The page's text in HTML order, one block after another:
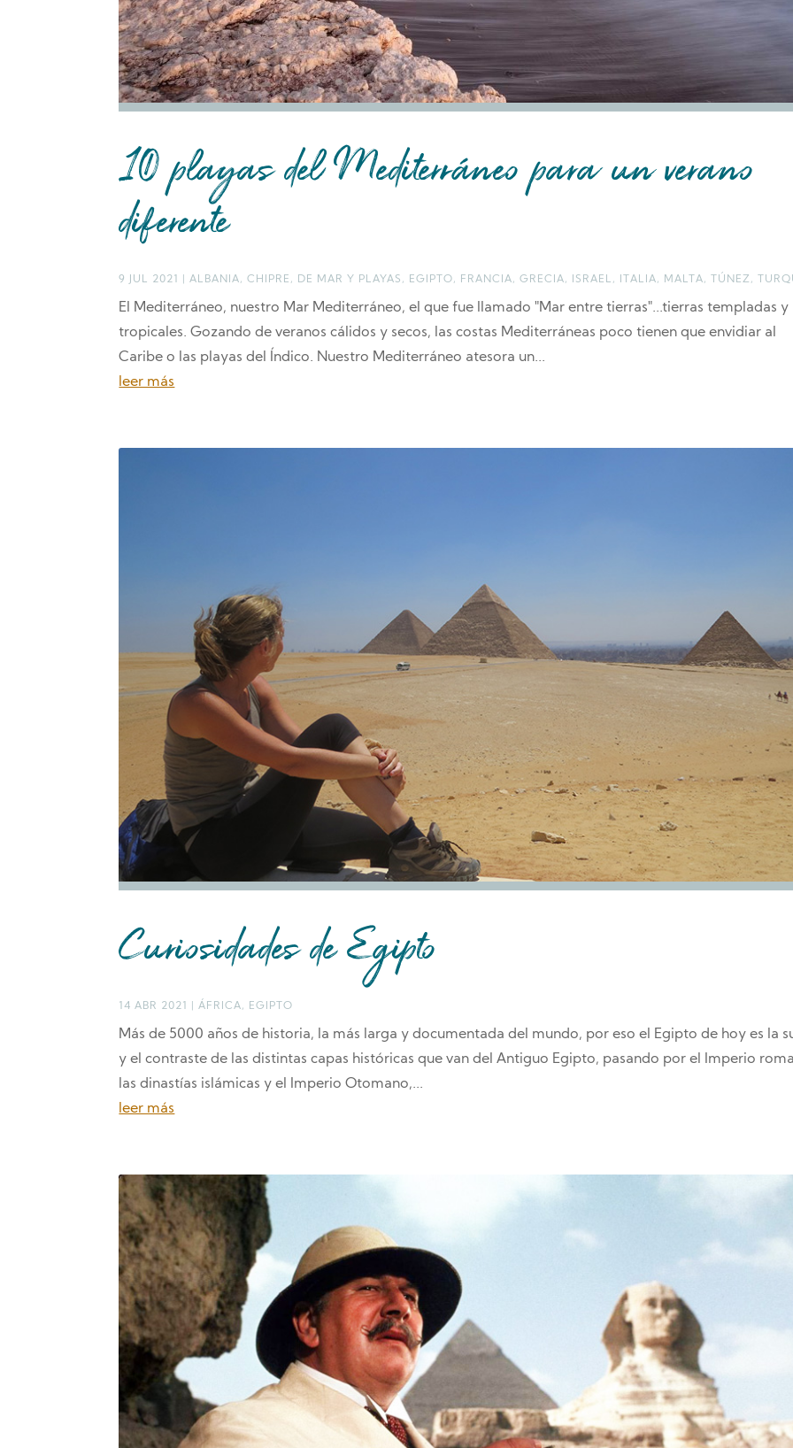
10 playas del Mediterráneo para un verano
diferente
9 JUL 2021 |ALBANIA,CHIPRE , DE MAR Y PLAYAS , EGIPTO, FRANCIA,GRECIA, ISRAEL , ITALIA, MALTA, TÚNEZ ,
El Mediterráneo, nuestro Mar Mediterráneo, el que fue llamado "Mar entre tierras"...tierras templadas y
tropicales. Gozando de veranos cálidos y secos, las costas Mediterráneas poco tienen que envidiar al
Caribe o las playas del Índico. Nuestro Mediterráneo atesora un...
leer más
Curiosidades de Egipto
14 ABR 2021 |ÁFRICA, EGIPTO
Más de 5000 años de historia, la más larga y documentada del mundo, por eso el Egipto de hoy es la
y el contraste de las distintas capas históricas que van del Antiguo Egipto, pasando por el Imperio
las dinastías islámicas y el Imperio Otomano,...
leer más